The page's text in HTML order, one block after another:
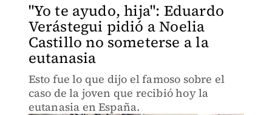
"Yo te ayudo, hija": Eduardo
Verástegui pidió a Noelia
Castillo no someterse a la
eutanasia
Esto fue lo que dijo el famoso sobre el
caso de la joven que recibió hoy la
eutanasia en España.